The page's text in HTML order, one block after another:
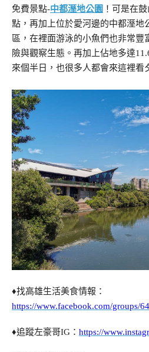
免費景點-中都溼地公園 ！可是在
點，再加上位於愛河邊的中都溼地
區，在裡面游泳的小魚們也非常豐
險與觀察生態。再加上佔地多達
來個半日，也很多人都會來這裡看
♦找高雄生活美食情報：
https://www.facebook.com/groups/
♦追蹤左豪哥IG： https://